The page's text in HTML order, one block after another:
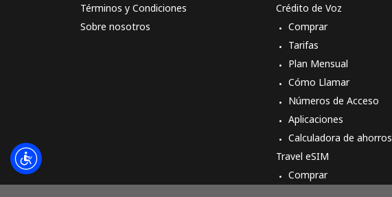
Términos y Condiciones
Sobre nosotros
Crédito de Voz
Comprar
Tarifas
Plan Mensual
Cómo Llamar
Números de Acceso
Aplicaciones
Calculadora de ahorros
Travel eSIM
Comprar